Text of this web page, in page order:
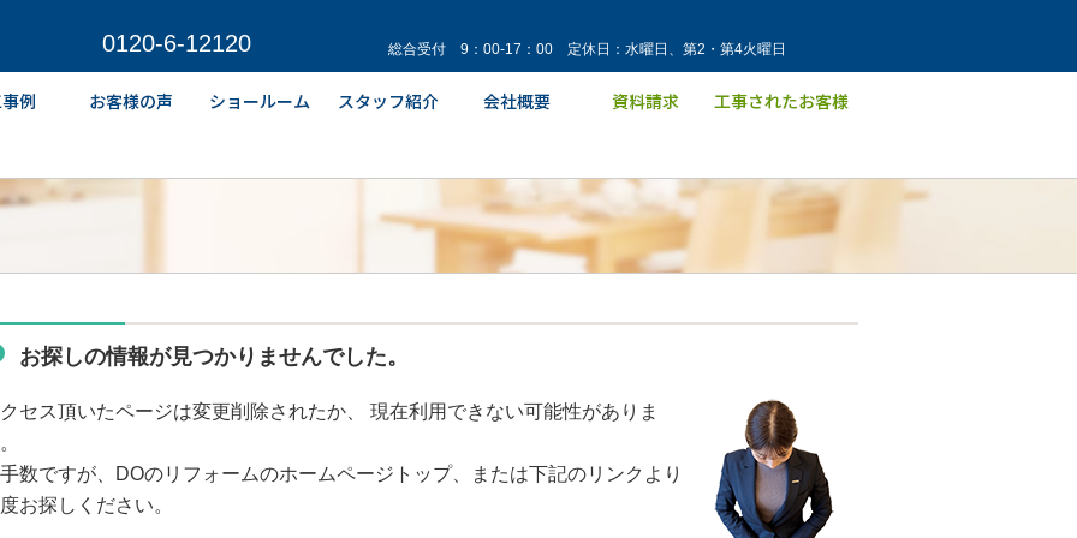
0120-6-12120 総合受付 9：00-17：00 定休日：水曜日、第2・第4火曜日
お探しの情報が見つかりませんでした。
セス頂いたページは変更削除されたか、 現在利用できない可能性がありま
数ですが、DOのリフォームのホームページトップ、または下記のリンクより
お探しください。